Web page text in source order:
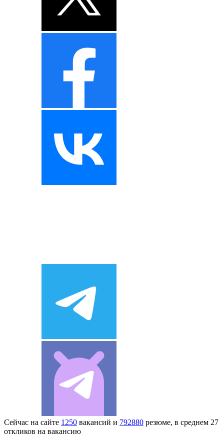
Сейчас на сайте 1250 вакансий и 792880 резюме, в среднем 27
откликов на вакансию